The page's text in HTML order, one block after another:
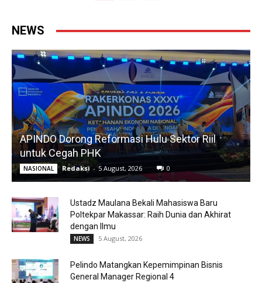
NEWS
APINDO Dorong Reformasi Hulu Sektor Riil
untuk Cegah PHK
NASIONAL Redaksi - 5 August, 2026 0
Ustadz Maulana Bekali Mahasiswa Baru
Poltekpar Makassar: Raih Dunia dan Akhirat
dengan Ilmu
NEWS 5 August, 2026
Pelindo Matangkan Kepemimpinan Bisnis
General Manager Regional 4